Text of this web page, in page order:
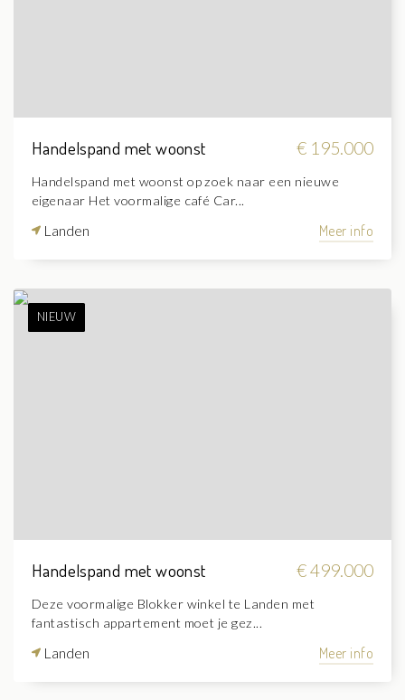
Handelspand met woonst € 195.000
Handelspand met woonst op zoek naar een nieuwe
eigenaar Het voormalige café Car...
Landen Meer info
NIEUW
Handelspand met woonst € 499.000
Deze voormalige Blokker winkel te Landen met
fantastisch appartement moet je gez...
Landen Meer info